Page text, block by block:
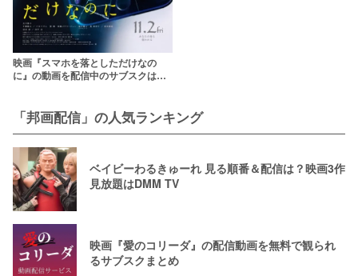
映画『スマホを落としただけなの
に』の動画を配信中のサブスクはこ
「邦画配信」の人気ランキング
ベイビーわるきゅーれ 見る順番＆配信は？映画3作
見放題はDMM TV
映画『愛のコリーダ』の配信動画を無料で観られ
るサブスクまとめ